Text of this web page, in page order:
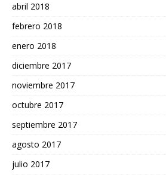
abril 2018
febrero 2018
enero 2018
diciembre 2017
noviembre 2017
octubre 2017
septiembre 2017
agosto 2017
julio 2017